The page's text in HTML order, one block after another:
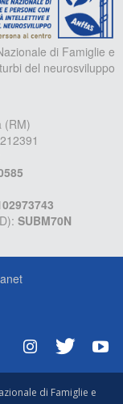
di Famiglie e
del neurosviluppo
(RM)
SUBM70N
di Famiglie e